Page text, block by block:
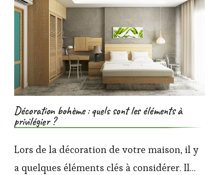
Décoration bohème : quels sont les éléments à
privilégier ?
Lors de la décoration de votre maison, il y
a quelques éléments clés à considérer. Il…